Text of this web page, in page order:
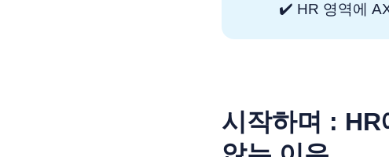
✔️ HR 영역에
시작하며 : HR